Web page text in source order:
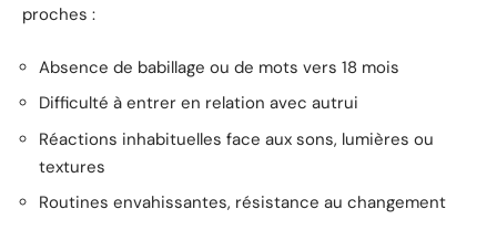
proches :
Absence de babillage ou de mots vers 18 mois
Difficulté à entrer en relation avec autrui
Réactions inhabituelles face aux sons, lumières ou
textures
Routines envahissantes, résistance au changement